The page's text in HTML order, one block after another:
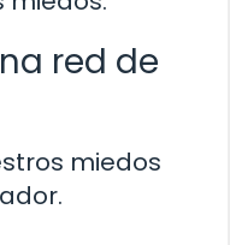
red de
miedos